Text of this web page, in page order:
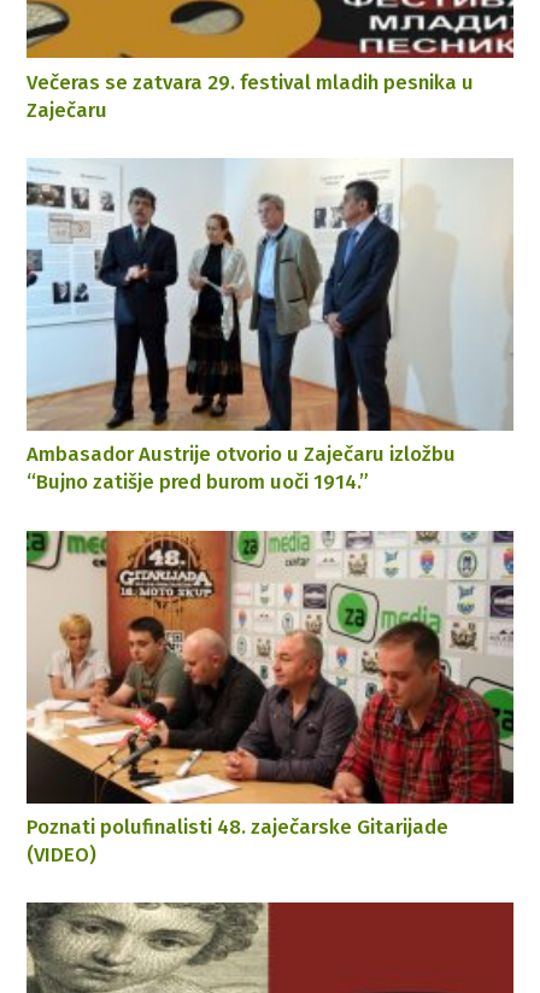
Večeras se zatvara 29. festival mladih pesnika u
Zaječaru
Ambasador Austrije otvorio u Zaječaru izložbu
“Bujno zatišje pred burom uoči 1914.”
Poznati polufinalisti 48. zaječarske Gitarijade
(VIDEO)